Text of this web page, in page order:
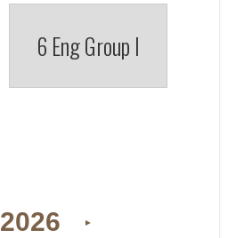
6 Eng Group I
2026
►